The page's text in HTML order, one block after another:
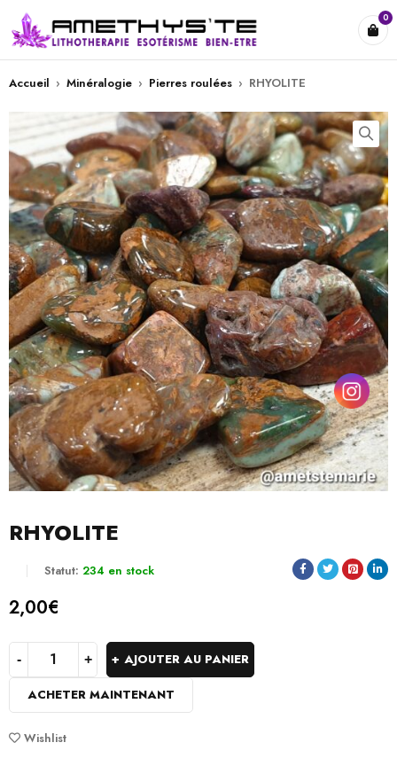
0
Accueil › Minéralogie › Pierres roulées › RHYOLITE
RHYOLITE
Statut: 234 en stock
2,00€
AJOUTER AU PANIER
ACHETER MAINTENANT
Wishlist